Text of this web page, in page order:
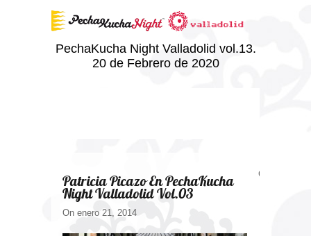
PechaKucha Night Valladolid vol.13.
20 de Febrero de 2020
Patricia Picazo En PechaKucha
Night Valladolid Vol.03
On enero 21, 2014
Comments